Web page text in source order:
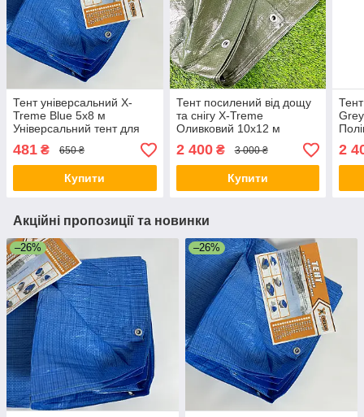
Тент універсальний X-
Treme Blue 5х8 м
Універсальний тент для
захисту від дощу Садовий
непромокальний тент
481 ₴ 650 ₴
Купити
Тент посилений від дощу
та снігу X-Treme
Оливковий 10х12 м
Накривний тент для дров
Тент оливковий з
люверсами
2 400₴ 3 000 ₴
Купити
2
Акційні пропозиції та новинки
–26% –26%